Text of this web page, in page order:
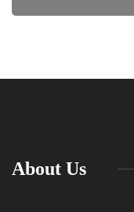
About Us